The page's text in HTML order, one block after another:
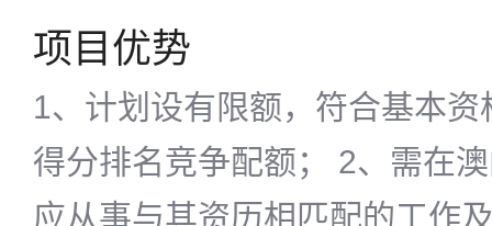
项目优势
1、计划设有限额，符合基本
得分排名竞争配额； 2、需在
应从事与其资历相匹配的工作